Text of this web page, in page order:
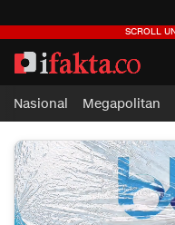
ifakta.co
#pastibenar
Nasional Megapolitan